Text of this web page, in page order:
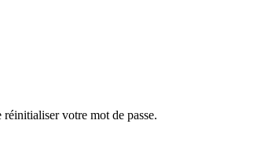
votre mot de passe.